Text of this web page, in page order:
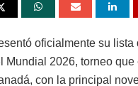
oficialmente su lista
Mundial 2026, torneo que
con la principal